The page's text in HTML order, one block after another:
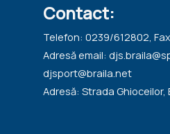
Contact:
Telefon: 0239/612802,
Adresă email:
djsport@braila.net
Adresă: Strada Ghioceilor,